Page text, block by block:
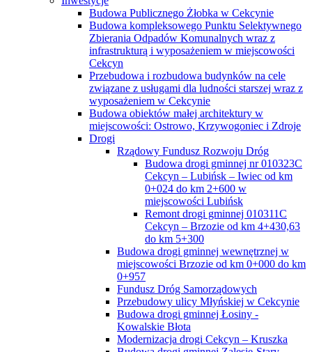
Budowa Publicznego Żłobka w Cekcynie
Budowa kompleksowego Punktu Selektywnego
Zbierania Odpadów Komunalnych wraz z
infrastrukturą i wyposażeniem w miejscowości
Cekcyn
Przebudowa i rozbudowa budynków na cele
związane z usługami dla ludności starszej wraz z
wyposażeniem w Cekcynie
Budowa obiektów małej architektury w
miejscowości: Ostrowo, Krzywogoniec i Zdroje
Drogi
Rządowy Fundusz Rozwoju Dróg
Budowa drogi gminnej nr 010323C
Cekcyn – Lubińsk – Iwiec od km
0+024 do km 2+600 w
miejscowości Lubińsk
Remont drogi gminnej 010311C
Cekcyn – Brzozie od km 4+430,63
do km 5+300
Budowa drogi gminnej wewnętrznej w
miejscowości Brzozie od km 0+000 do km
0+957
Fundusz Dróg Samorządowych
Przebudowy ulicy Młyńskiej w Cekcynie
Budowa drogi gminnej Łosiny -
Kowalskie Błota
Modernizacja drogi Cekcyn – Kruszka